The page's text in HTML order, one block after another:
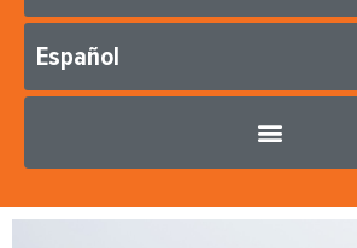
Español